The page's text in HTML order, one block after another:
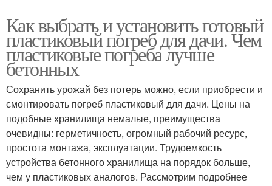
Как выбрать и установить готовый
пластиковый погреб для дачи. Чем
пластиковые погреба лучше
бетонных
Сохранить урожай без потерь можно, если приобрести и
смонтировать погреб пластиковый для дачи. Цены на
подобные хранилища немалые, преимущества
очевидны: герметичность, огромный рабочий ресурс,
простота монтажа, эксплуатации. Трудоемкость
устройства бетонного хранилища на порядок больше,
чем у пластиковых аналогов. Рассмотрим подробнее